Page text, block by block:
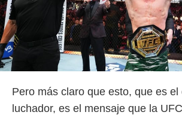
utilizar
crear un
contenido
Pero más claro que esto, que es el
luchador, es el mensaje que la